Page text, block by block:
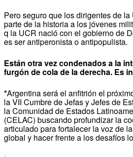
Pero seguro que los dirigentes de
parte de la historia a los jóvenes
q la UCR nació con el gobierno de
es ser antiperonista o antipopulista.
Están otra vez condenados a la
furgón de cola de la derecha. Es
*Argentina será el anfitrión el
la VII Cumbre de Jefas y Jefes de
la Comunidad de Estados
(CELAC) buscando profundizar la
articulado para fortalecer la voz de
global y hacer frente a los desafíos